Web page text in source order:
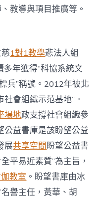
教導與項目推廣等。
1對1教學悲法人組
年獲得“科協系統文
兵”稱號。2012年被北
會組織示范基地”。
場地政支撐社會組織參
公益書庫是該盼望公益
展共享空間盼望公益書
平易近素質”為主旨，
教室 。盼望書庫由冰
譽主任，黃華、胡